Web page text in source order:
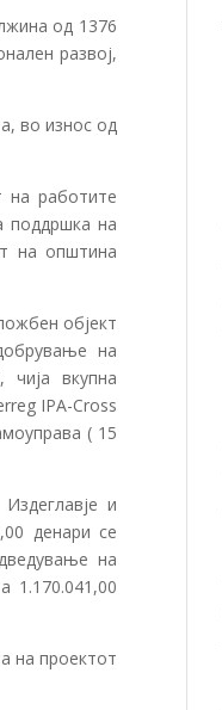
од 1376
развој,
во износ од
на работите
поддршка на
на општина
објект
на
чија вкупна
IPA-Cross
( 15
и
денари се
на
1.170.041,00
на проектот